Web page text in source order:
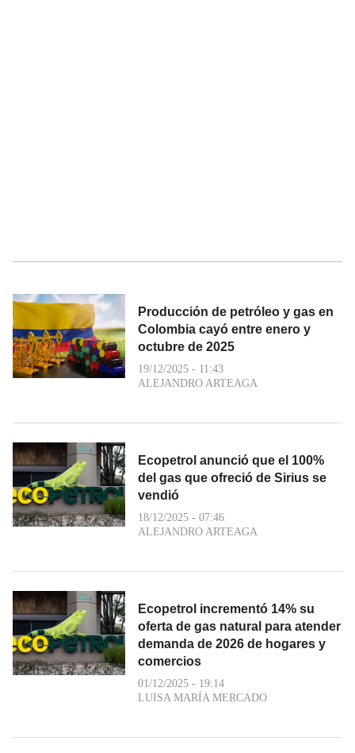
Producción de petróleo y gas en
Colombia cayó entre enero y
octubre de 2025
19/12/2025 - 11:43
ALEJANDRO ARTEAGA
Ecopetrol anunció que el 100%
del gas que ofreció de Sirius se
vendió
18/12/2025 - 07:46
ALEJANDRO ARTEAGA
Ecopetrol incrementó 14% su
oferta de gas natural para atender
demanda de 2026 de hogares y
comercios
01/12/2025 - 19:14
LUISA MARÍA MERCADO